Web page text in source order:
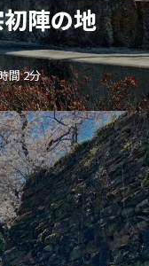
陣の地
間 2分